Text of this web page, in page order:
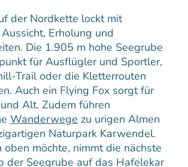
der Nordkette lockt mit
Erholung und
Die 1.905 m hohe Seegrube
für Ausflügler und Sportler,
Trail oder die Kletterrouten
Auch ein Flying Fox sorgt für
Alt. Zudem führen
Wanderwege zu urigen Almen
Naturpark Karwendel.
oben möchte, nimmt die nächste
der Seegrube auf das Hafelekar